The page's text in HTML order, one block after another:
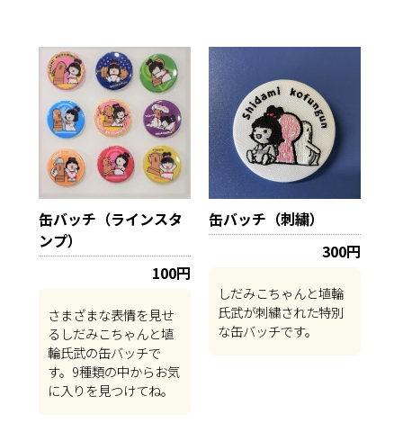
缶バッチ（ラインスタ
ンプ）
100円
さまざまな表情を見せ
るしだみこちゃんと埴
輪氏武の缶バッチで
す。9種類の中からお気
に入りを見つけてね。
缶バッチ（刺繍）
300円
しだみこちゃんと埴輪
氏武が刺繍された特別
な缶バッチです。